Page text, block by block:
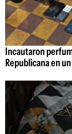
Incautaron
Republicana en